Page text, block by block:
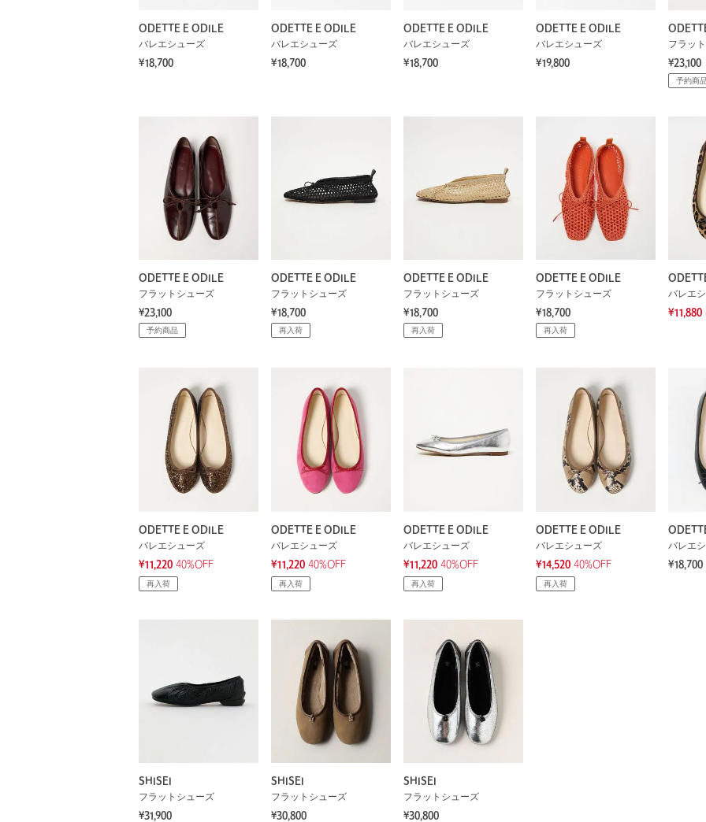
ODETTE E ODILE
バレエシューズ
¥18,700
ODETTE E ODILE
バレエシューズ
¥18,700
ODETTE E ODILE
バレエシューズ
¥18,700
ODETTE E ODILE
バレエシューズ
¥19,800
フラッ
¥23,100
予約商
ODETTE E ODILE
フラットシューズ
¥23,100
予約商品
ODETTE E ODILE
フラットシューズ
¥18,700
再入荷
ODETTE E ODILE
フラットシューズ
¥18,700
再入荷
ODETTE E ODILE
フラットシューズ
¥18,700
再入荷
バレエ
¥11,880
ODETTE E ODILE
バレエシューズ
¥11,220 40%OFF
再入荷
ODETTE E ODILE
バレエシューズ
¥11,220 40%OFF
再入荷
ODETTE E ODILE
バレエシューズ
¥11,220 40%OFF
再入荷
ODETTE E ODILE
バレエシューズ
¥14,520 40%OFF
再入荷
バレエ
¥18,700
SHISEI
フラットシューズ
¥31,900
SHISEI
フラットシューズ
¥30,800
SHISEI
フラットシューズ
¥30,800